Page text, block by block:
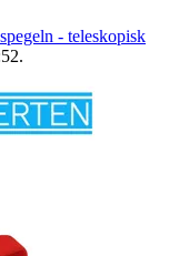
- teleskopisk
.